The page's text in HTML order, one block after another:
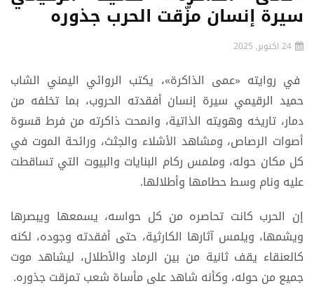
سيرة إنسان مزّقت الحرب جذوره
24 اكتوبر, 2025
في روايته «عمى الذاكرة»، يكتب الروائي اليمني الشاب
حميد الرقيمي سيرة إنسان أفقدته الحروب، بما تخلفه من
دمار، تاريخه وهويته الذاتية، وانمحت ذاكرته من فرط قسوة
أصوات الرصاص، ومشاهد الأشلاء والجثث، ورائحة الموت في
كل مكان حوله، وملمس ركام البنايات والبيوت التي تساقطت
عليه ونام وسط حطامها وأطلالها.
إن الحرب كانت تحاصره من كل حواسه، يسمعها ويبصرها
ويشمها، ويلمس آثارها الكارثية، حتى أفقدته وجوده، لكنه
كالعنقاء يقف ثانية من بين الرماد والأطلال، ليشاهد موت
جميع من حوله، وكأنه شاهد على مأساة شعب تمزقت جذوره.